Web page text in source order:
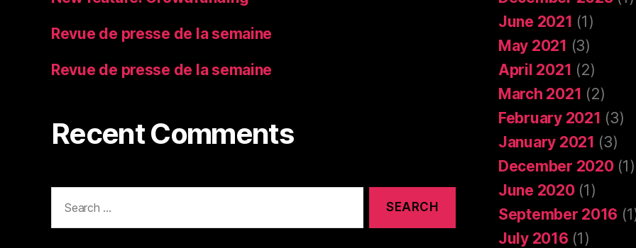
Revue de presse de la semaine
Revue de presse de la semaine
Recent Comments
for:
June 2021 (1)
May 2021 (3)
April 2021 (2)
March 2021 (2)
February 2021 (3)
January 2021 (3)
December 2020(1)
June 2020(1)
September 2016
July 2016 (1)